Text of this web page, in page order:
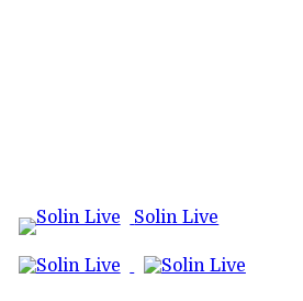
Solin Live